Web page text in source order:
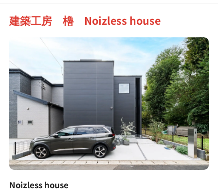
建築工房 櫓 Noizless house
Noizless house